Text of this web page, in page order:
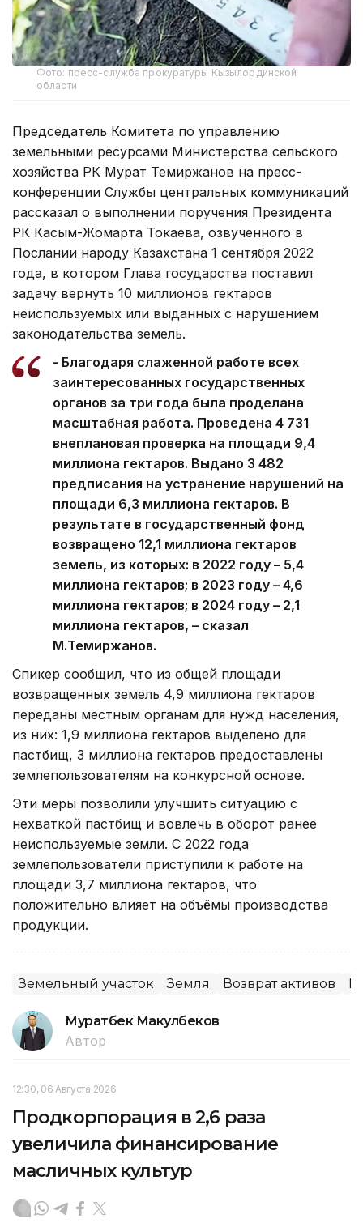
Фото: пресс-служба прокуратуры Кызылординской
области
Председатель Комитета по управлению
земельными ресурсами Министерства сельского
хозяйства РК Мурат Темиржанов на пресс-
конференции Службы центральных коммуникаций
рассказал о выполнении поручения Президента
РК Касым-Жомарта Токаева, озвученного в
Послании народу Казахстана 1 сентября 2022
года, в котором Глава государства поставил
задачу вернуть 10 миллионов гектаров
неиспользуемых или выданных с нарушением
законодательства земель.
- Благодаря слаженной работе всех
заинтересованных государственных
органов за три года была проделана
масштабная работа. Проведена 4 731
внеплановая проверка на площади 9,4
миллиона гектаров. Выдано 3 482
предписания на устранение нарушений на
площади 6,3 миллиона гектаров. В
результате в государственный фонд
возвращено 12,1 миллиона гектаров
земель, из которых: в 2022 году – 5,4
миллиона гектаров; в 2023 году – 4,6
миллиона гектаров; в 2024 году – 2,1
миллиона гектаров, – сказал
М.Темиржанов.
Спикер сообщил, что из общей площади
возвращенных земель 4,9 миллиона гектаров
переданы местным органам для нужд населения,
из них: 1,9 миллиона гектаров выделено для
пастбищ, 3 миллиона гектаров предоставлены
землепользователям на конкурсной основе.
Эти меры позволили улучшить ситуацию с
нехваткой пастбищ и вовлечь в оборот ранее
неиспользуемые земли. С 2022 года
землепользователи приступили к работе на
площади 3,7 миллиона гектаров, что
положительно влияет на объёмы производства
продукции.
Земельный участок Земля Возврат активов
Муратбек Макулбеков
Автор
12:30, 06 Августа 2026
Продкорпорация в 2,6 раза
увеличила финансирование
масличных культур